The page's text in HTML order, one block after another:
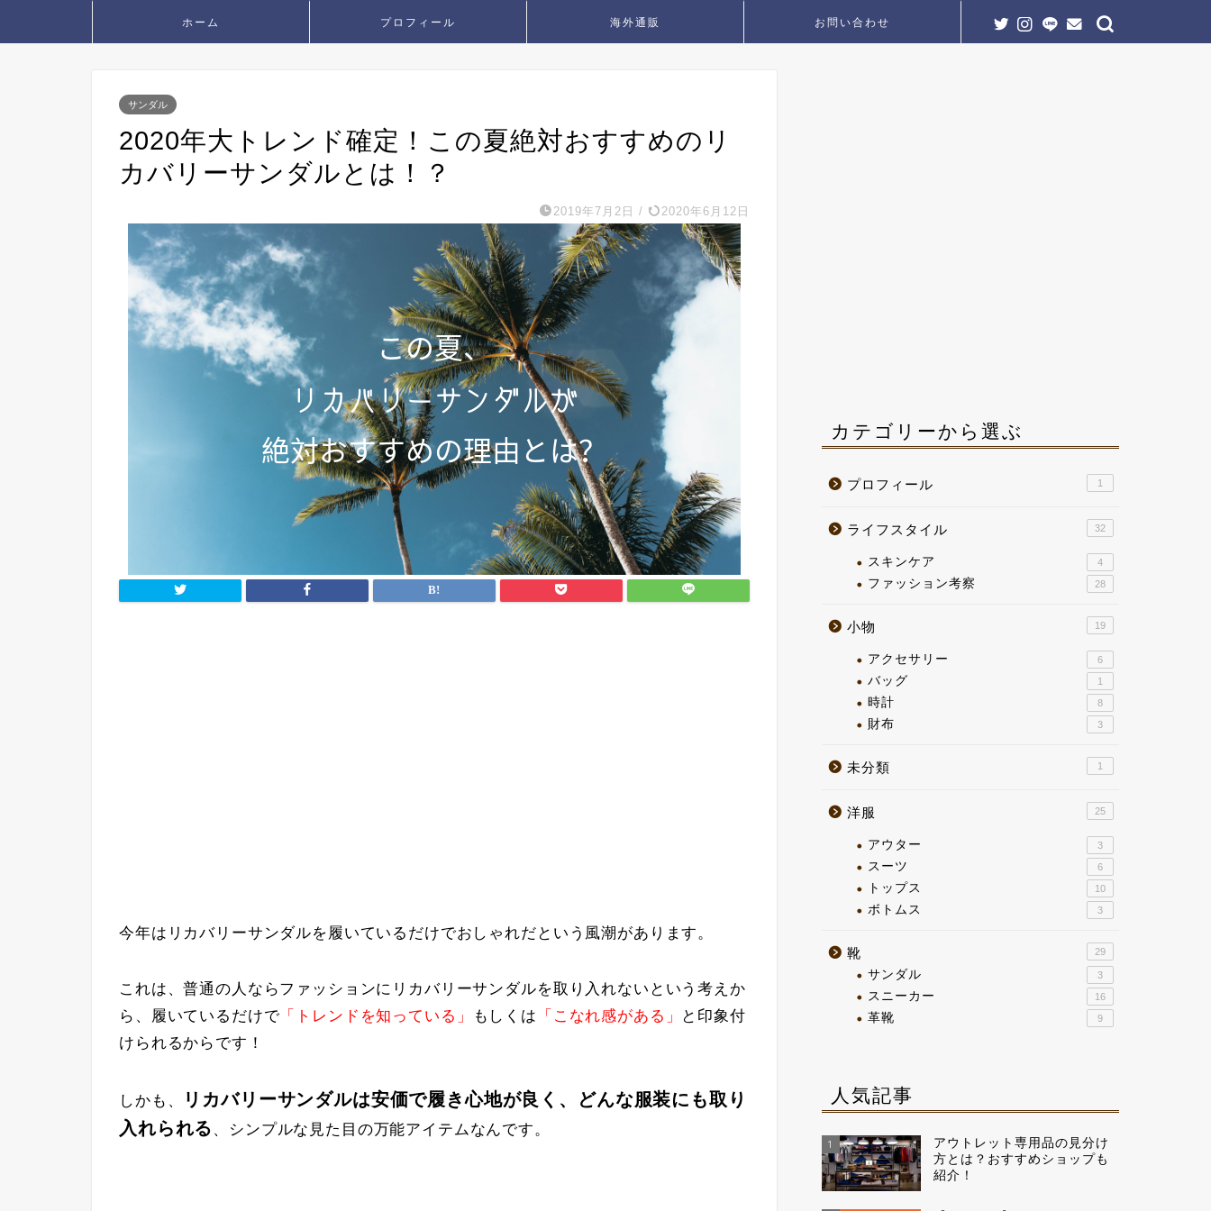
ホーム プロフィール 海外通販 お問い合わせ
サンダル
2020年大トレンド確定！この夏絶対おすすめのリ
カバリーサンダルとは！？
2019年7月2日 / 2020年6月12日
今年はリカバリーサンダルを履いているだけでおしゃれだという風潮があります。
これは、普通の人ならファッションにリカバリーサンダルを取り入れないという考えか
ら、履いているだけで「トレンドを知っている」 もしくは 「こなれ感がある」
と印象付
けられるからです！
しかも、
リカバリーサンダルは安価で履き心地が良く、どんな服装にも取り
入れられる 、シンプルな見た目の万能アイテムなんです。
カテゴリーから選ぶ
プロフィール 1
ライフスタイル 32
スキンケア 4
ファッション考察 28
小物 19
アクセサリー 6
バッグ 1
時計 8
財布 3
未分類 1
洋服 25
アウター 3
スーツ 6
トップス 10
ボトムス 3
靴 29
サンダル 3
スニーカー 16
革靴 9
人気記事
1
アウトレット専用品の見分け
方とは？おすすめショップも
紹介！